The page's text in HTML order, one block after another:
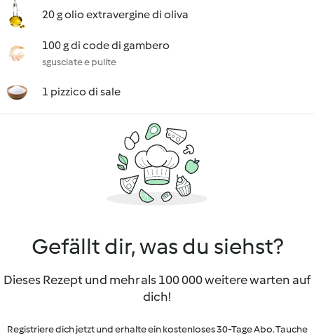
20 g olio extravergine di oliva
100 g di code di gambero
sgusciate e pulite
1 pizzico di sale
Gefällt dir, was du siehst?
Dieses Rezept und mehr als 100 000 weitere warten auf
dich!
Registriere dich jetzt und erhalte ein kostenloses 30-Tage Abo. Tauche